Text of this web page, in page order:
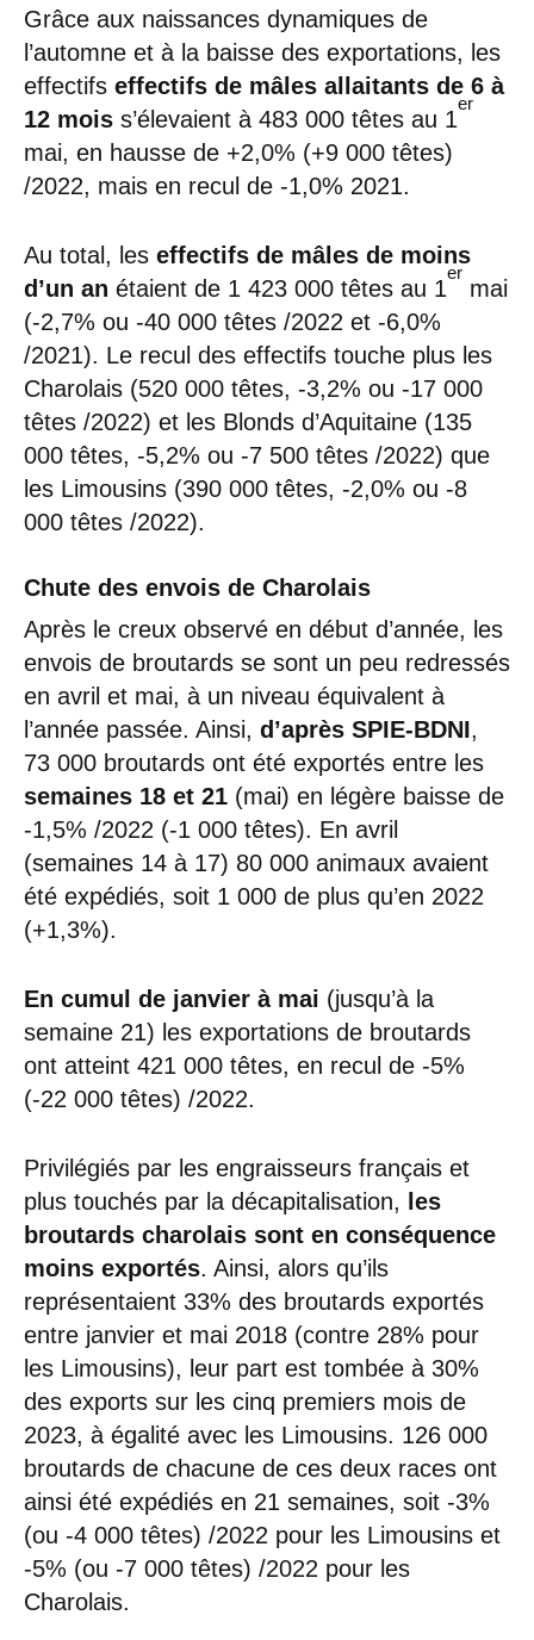
Grâce aux naissances dynamiques de
l’automne et à la baisse des exportations, les
effectifs effectifs de mâles allaitants de 6 à
12 mois s’élevaient à 483 000 têtes au 1
er
mai, en hausse de +2,0% (+9 000 têtes)
/2022, mais en recul de -1,0% 2021.
Au total, les effectifs de mâles de moins
d’un an étaient de 1 423 000 têtes au 1
er
mai
(-2,7% ou -40 000 têtes /2022 et -6,0%
/2021). Le recul des effectifs touche plus les
Charolais (520 000 têtes, -3,2% ou -17 000
têtes /2022) et les Blonds d’Aquitaine (135
000 têtes, -5,2% ou -7 500 têtes /2022) que
les Limousins (390 000 têtes, -2,0% ou -8
000 têtes /2022).
Chute des envois de Charolais
Après le creux observé en début d’année, les
envois de broutards se sont un peu redressés
en avril et mai, à un niveau équivalent à
l’année passée. Ainsi, d’après SPIE-BDNI,
73 000 broutards ont été exportés entre les
semaines 18 et 21 (mai) en légère baisse de
-1,5% /2022 (-1 000 têtes). En avril
(semaines 14 à 17) 80 000 animaux avaient
été expédiés, soit 1 000 de plus qu’en 2022
(+1,3%).
En cumul de janvier à mai (jusqu’à la
semaine 21) les exportations de broutards
ont atteint 421 000 têtes, en recul de -5%
(-22 000 têtes) /2022.
Privilégiés par les engraisseurs français et
plus touchés par la décapitalisation,
les
broutards charolais sont en conséquence
moins exportés. Ainsi, alors qu’ils
représentaient 33% des broutards exportés
entre janvier et mai 2018 (contre 28% pour
les Limousins), leur part est tombée à 30%
des exports sur les cinq premiers mois de
2023, à égalité avec les Limousins. 126 000
broutards de chacune de ces deux races ont
ainsi été expédiés en 21 semaines, soit -3%
(ou -4 000 têtes) /2022 pour les Limousins et
-5% (ou -7 000 têtes) /2022 pour les
Charolais.